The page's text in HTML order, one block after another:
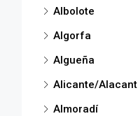
Albolote
Algorfa
Algueña
Alicante/Alacant
Almoradí